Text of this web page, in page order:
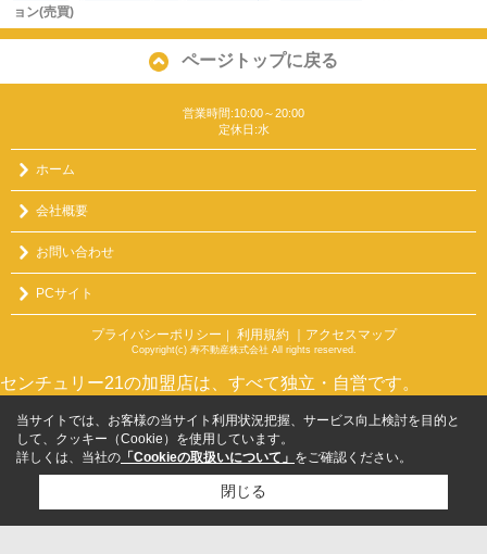
ョン(売買)
ページトップに戻る
営業時間:10:00～20:00
定休日:水
ホーム
会社概要
お問い合わせ
PCサイト
プライバシーポリシー ｜ 利用規約 ｜アクセスマップ
Copyright(c) 寿不動産株式会社 All rights reserved.
センチュリー21の加盟店は、すべて独立・自営です。
当サイトでは、お客様の当サイト利用状況把握、サービス向上検討を目的と
して、クッキー（Cookie）を使用しています。
詳しくは、当社の 「Cookieの取扱いについて」 をご確認ください。
閉じる